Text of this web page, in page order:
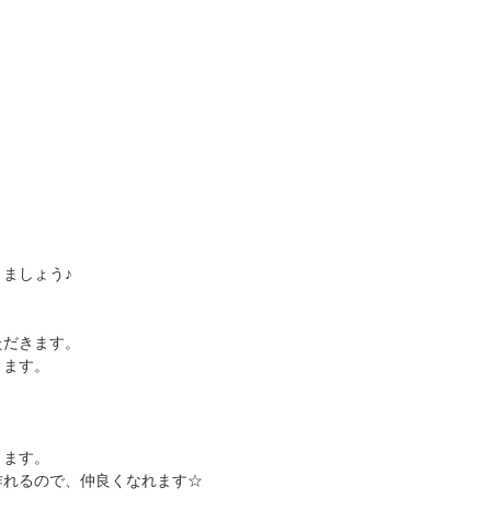
しょう♪
きます。
す。
す。
るので、仲良くなれます☆